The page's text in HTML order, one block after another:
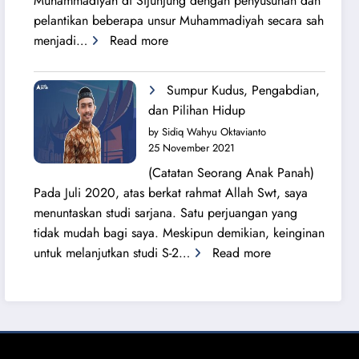
pelantikan beberapa unsur Muhammadiyah secara sah
menjadi…
Read more:
Bersinar
Kembali
di
Sijunjung
Sumpur Kudus, Pengabdian,
dan Pilihan Hidup
by Sidiq Wahyu Oktavianto
25 November 2021
(Catatan Seorang Anak Panah)
Pada Juli 2020, atas berkat rahmat Allah Swt, saya
menuntaskan studi sarjana. Satu perjuangan yang
tidak mudah bagi saya. Meskipun demikian, keinginan
untuk melanjutkan studi S-2…
Read more:
dan